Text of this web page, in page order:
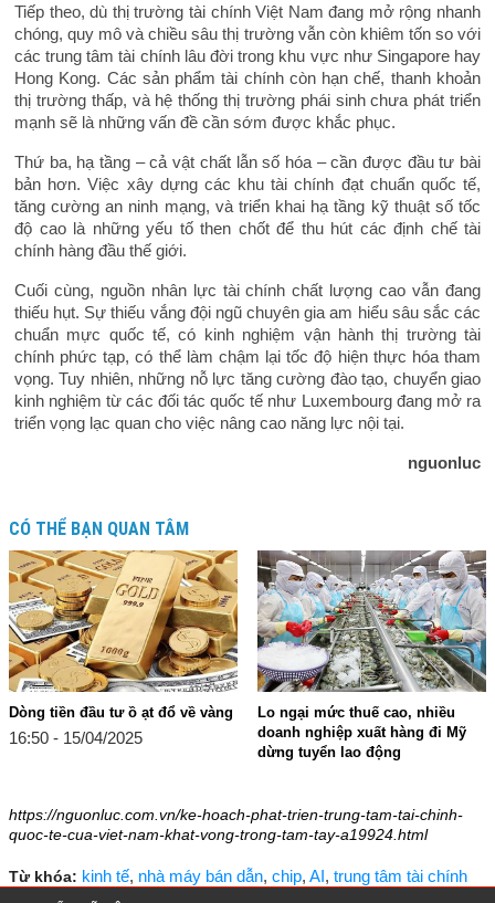
Tiếp theo, dù thị trường tài chính Việt Nam đang mở rộng nhanh
chóng, quy mô và chiều sâu thị trường vẫn còn khiêm tốn so với
các trung tâm tài chính lâu đời trong khu vực như Singapore hay
Hong Kong. Các sản phẩm tài chính còn hạn chế, thanh khoản
thị trường thấp, và hệ thống thị trường phái sinh chưa phát triển
mạnh sẽ là những vấn đề cần sớm được khắc phục.
Thứ ba, hạ tầng – cả vật chất lẫn số hóa – cần được đầu tư bài
bản hơn. Việc xây dựng các khu tài chính đạt chuẩn quốc tế,
tăng cường an ninh mạng, và triển khai hạ tầng kỹ thuật số tốc
độ cao là những yếu tố then chốt để thu hút các định chế tài
chính hàng đầu thế giới.
Cuối cùng, nguồn nhân lực tài chính chất lượng cao vẫn đang
thiếu hụt. Sự thiếu vắng đội ngũ chuyên gia am hiểu sâu sắc các
chuẩn mực quốc tế, có kinh nghiệm vận hành thị trường tài
chính phức tạp, có thể làm chậm lại tốc độ hiện thực hóa tham
vọng. Tuy nhiên, những nỗ lực tăng cường đào tạo, chuyển giao
kinh nghiệm từ các đối tác quốc tế như Luxembourg đang mở ra
triển vọng lạc quan cho việc nâng cao năng lực nội tại.
nguonluc
CÓ THỂ BẠN QUAN TÂM
Dòng tiền đầu tư ồ ạt đổ về vàng
16:50 - 15/04/2025
Lo ngại mức thuế cao, nhiều
doanh nghiệp xuất hàng đi Mỹ
dừng tuyển lao động
https://nguonluc.com.vn/ke-hoach-phat-trien-trung-tam-tai-chinh-
quoc-te-cua-viet-nam-khat-vong-trong-tam-tay-a19924.html
Từ khóa: kinh tế, nhà máy bán dẫn, chip, AI, trung tâm tài chính